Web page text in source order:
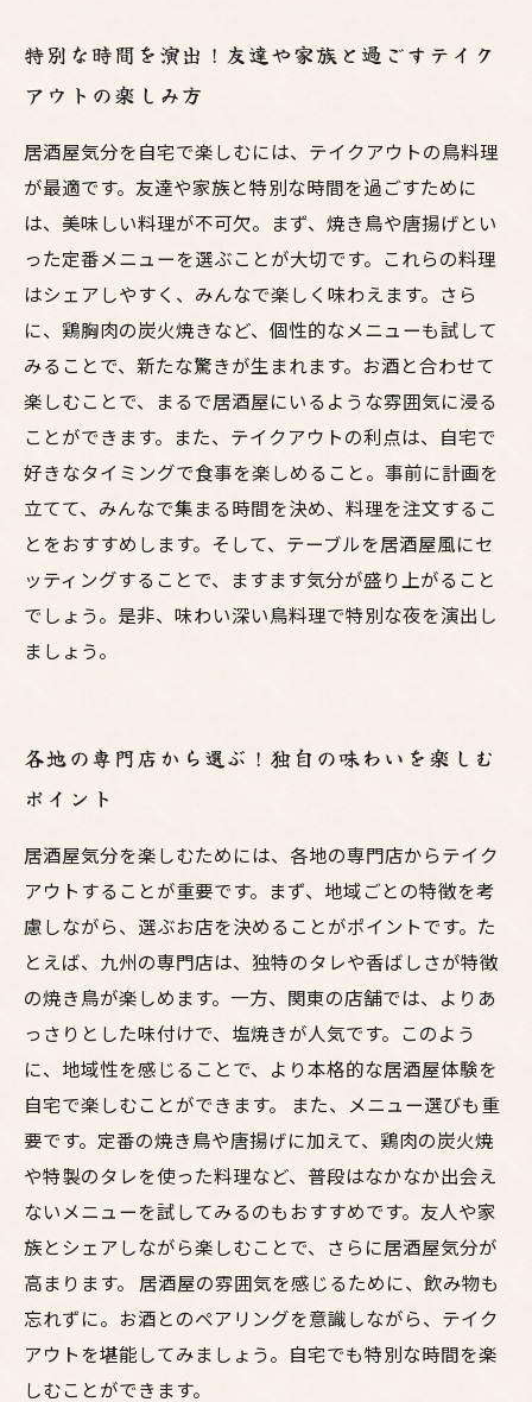
特別な時間を演出！友達や家族と過ごすテイク
アウトの楽しみ方
居酒屋気分を自宅で楽しむには、テイクアウトの鳥料理
が最適です。友達や家族と特別な時間を過ごすために
は、美味しい料理が不可欠。まず、焼き鳥や唐揚げとい
った定番メニューを選ぶことが大切です。これらの料理
はシェアしやすく、みんなで楽しく味わえます。さら
に、鶏胸肉の炭火焼きなど、個性的なメニューも試して
みることで、新たな驚きが生まれます。お酒と合わせて
楽しむことで、まるで居酒屋にいるような雰囲気に浸る
ことができます。また、テイクアウトの利点は、自宅で
好きなタイミングで食事を楽しめること。事前に計画を
立てて、みんなで集まる時間を決め、料理を注文するこ
とをおすすめします。そして、テーブルを居酒屋風にセ
ッティングすることで、ますます気分が盛り上がること
でしょう。是非、味わい深い鳥料理で特別な夜を演出し
ましょう。
各地の専門店から選ぶ！独自の味わいを楽しむ
ポイント
居酒屋気分を楽しむためには、各地の専門店からテイク
アウトすることが重要です。まず、地域ごとの特徴を考
慮しながら、選ぶお店を決めることがポイントです。た
とえば、九州の専門店は、独特のタレや香ばしさが特徴
の焼き鳥が楽しめます。一方、関東の店舗では、よりあ
っさりとした味付けで、塩焼きが人気です。このよう
に、地域性を感じることで、より本格的な居酒屋体験を
自宅で楽しむことができます。 また、メニュー選びも重
要です。定番の焼き鳥や唐揚げに加えて、鶏肉の炭火焼
や特製のタレを使った料理など、普段はなかなか出会え
ないメニューを試してみるのもおすすめです。友人や家
族とシェアしながら楽しむことで、さらに居酒屋気分が
高まります。 居酒屋の雰囲気を感じるために、飲み物も
忘れずに。お酒とのペアリングを意識しながら、テイク
アウトを堪能してみましょう。自宅でも特別な時間を楽
しむことができます。